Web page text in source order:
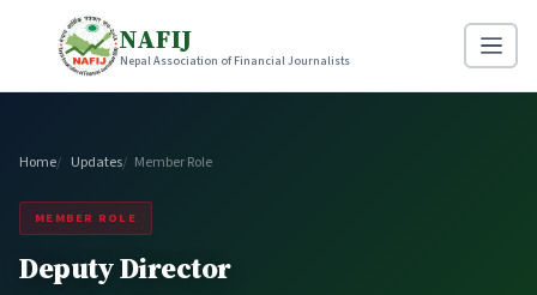
NAFIJ
Nepal Association of Financial Journalists
Home Updates Member Role
MEMBER ROLE
Deputy Director